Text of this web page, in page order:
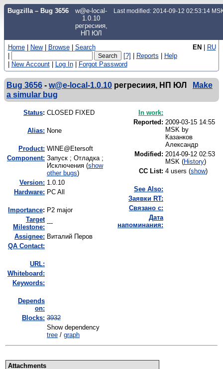
Bugzilla – Bug 3656
w@e-local-
1.0.10
регресиия,
НП ЮЛ
Last modified: 2014-09-12 02:53:14
EN | RU
Home | New | Browse | Search
|
[?] | Reports | Help
| New Account | Log In | Forgot Password
Bug 3656 - w@e-local-1.0.10регресиия, НП ЮЛ
Make
a simular bug
Status: CLOSED FIXED
Alias: None
Product: WINE@Etersoft
Component: Запуск ; Отладка ;
Исключения (show
other bugs)
Version: 1.0.10
Hardware: PC All
mportance: P2 major
Target
Milestone:
---
Assignee: Виталий Перов
QA Contact:
URL:
Whiteboard:
Keywords:
Depends
on:
Blocks: 3932
Show dependency
tree / graph
In work:
Reported: 2009-03-15 14:55
MSK by
Казанков
Александр
Modified: 2014-09-12 02:53
MSK (History)
CC List: 4 users (show)
See Also:
Заявки RT:
Связано с:
Дата
напоминания:
Attachments